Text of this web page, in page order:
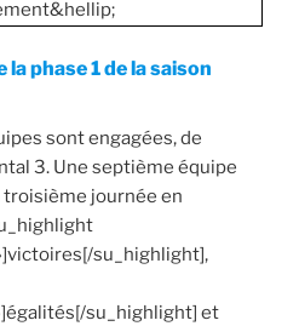
phase 1 de la saison
sont engagées, de
3. Une septième équipe
troisième journée en
su_highlight],
su_highlight] et